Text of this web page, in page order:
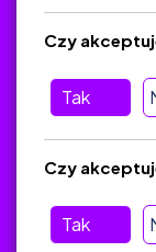
wiadomość nie
Tak
Czy
Tak
Czy